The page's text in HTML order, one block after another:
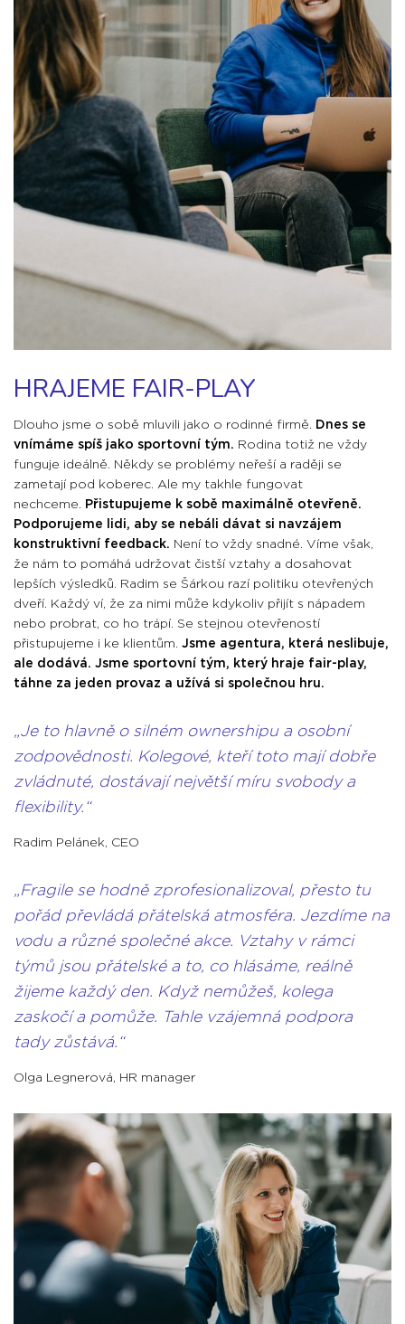
HRAJEME FAIR-PLAY
Dlouho jsme o sobě mluvili jako o rodinné firmě. Dnes se
vnímáme spíš jako sportovní tým. Rodina totiž ne vždy
funguje ideálně. Někdy se problémy neřeší a raději se
zametají pod koberec. Ale my takhle fungovat
nechceme. Přistupujeme k sobě maximálně otevřeně.
Podporujeme lidi, aby se nebáli dávat si navzájem
konstruktivní feedback. Není to vždy snadné. Víme však,
že nám to pomáhá udržovat čistší vztahy a dosahovat
lepších výsledků. Radim se Šárkou razí politiku otevřených
dveří. Každý ví, že za nimi může kdykoliv přijít s nápadem
nebo probrat, co ho trápí. Se stejnou otevřeností
přistupujeme i ke klientům. Jsme agentura, která neslibuje,
ale dodává. Jsme sportovní tým, který hraje fair-play,
táhne za jeden provaz a užívá si společnou hru.
Je to hlavně o silném ownershipu a osobní
zodpovědnosti. Kolegové, kteří toto mají dobře
zvládnuté, dostávají největší míru svobody a
flexibility.
Radim Pelánek, CEO
Fragile se hodně zprofesionalizoval, přesto tu
pořád převládá přátelská atmosféra. Jezdíme na
vodu a různé společné akce. Vztahy v rámci
týmů jsou přátelské a to, co hlásáme, reálně
žijeme každý den. Když nemůžeš, kolega
zaskočí a pomůže. Tahle vzájemná podpora
tady zůstává.
Olga Legnerová, HR manager